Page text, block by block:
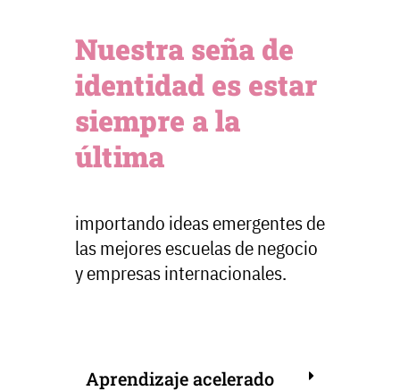
Nuestra seña de
identidad es estar
siempre a la
última
importando ideas emergentes de
las mejores escuelas de negocio
y empresas internacionales.
Aprendizaje acelerado
Empresarial
Bienestar
C/ Gustavo Fernández
loft 2 A
28002 Madrid
T: (+34) 910001268